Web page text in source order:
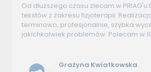
Od dłuższego czasu zlecam w PRIAG'u
tekstów z zakresu fizjoterapii.
terminowo, profesjonalnie, szybka
jakichkolwiek problemów. Polecam w
Grażyna Kwiatkowska